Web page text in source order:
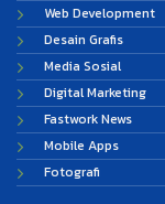
Web Development
Desain Grafis
Media Sosial
Digital Marketing
Fastwork News
Mobile Apps
Fotografi